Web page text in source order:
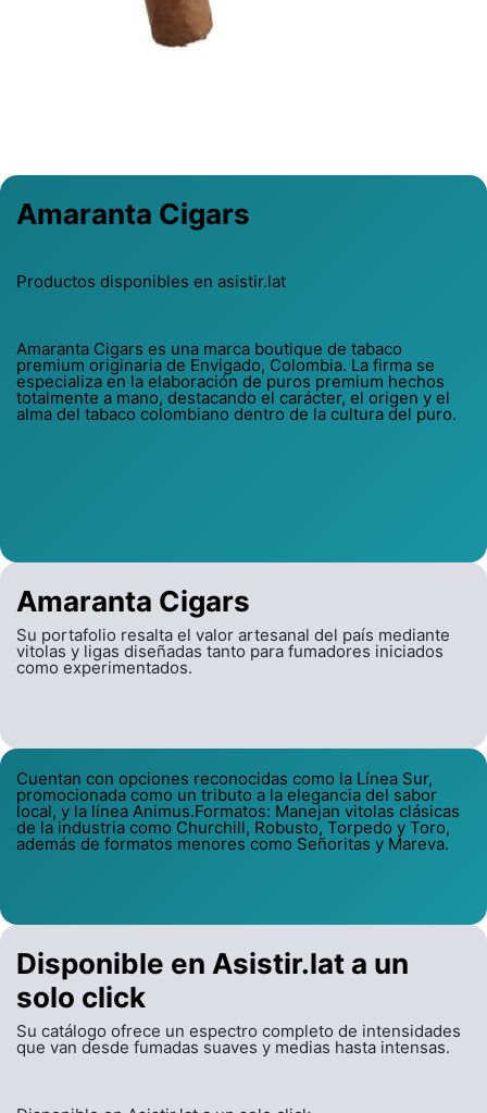
Amaranta Cigars
Su portafolio resalta el valor artesanal del país mediante
vitolas y ligas diseñadas tanto para fumadores iniciados
como experimentados.
Amaranta Cigars
Productos disponibles en asistir.lat
Amaranta Cigars es una marca boutique de tabaco
premium originaria de Envigado, Colombia. La firma se
especializa en la elaboración de puros premium hechos
totalmente a mano, destacando el carácter, el origen y el
alma del tabaco colombiano dentro de la cultura del puro.
Cuentan con opciones reconocidas como la Línea Sur,
promocionada como un tributo a la elegancia del sabor
local, y la línea Animus.Formatos: Manejan vitolas clásicas
de la industria como Churchill, Robusto, Torpedo y Toro,
además de formatos menores como Señoritas y Mareva.
Disponible en Asistir.lat a un
solo click
Su catálogo ofrece un espectro completo de intensidades
que van desde fumadas suaves y medias hasta intensas.